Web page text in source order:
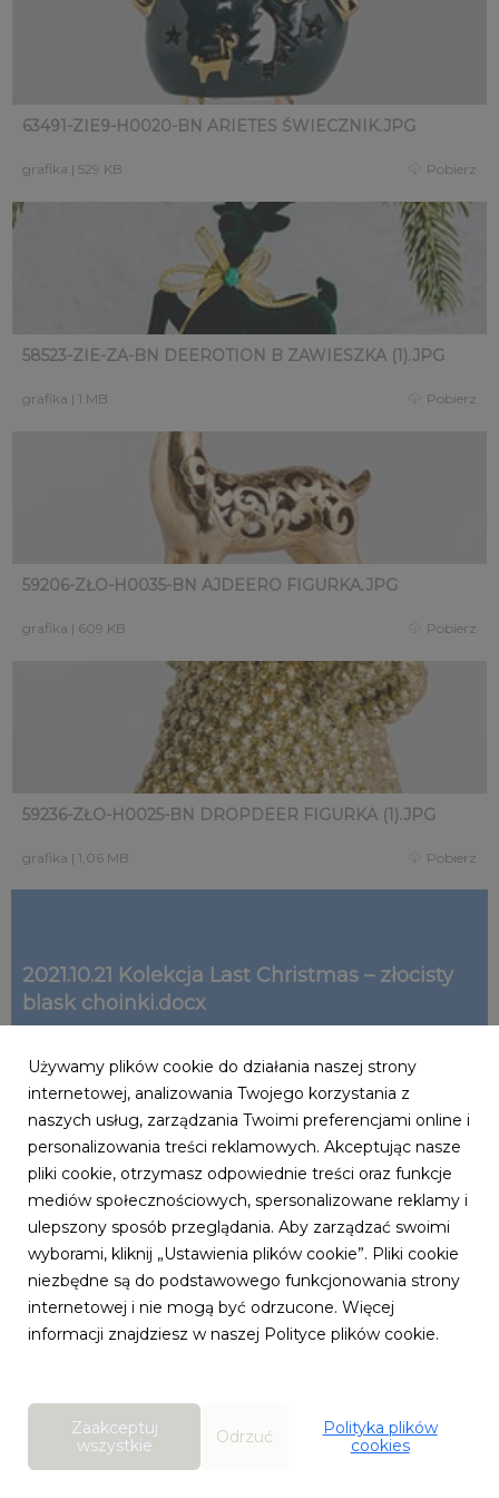
63491-ZIE9-H0020-BN ARIETES ŚWIECZNIK.JPG
grafika | 529 KB Pobierz
58523-ZIE-ZA-BN DEEROTION B ZAWIESZKA (1).JPG
grafika | 1 MB Pobierz
59206-ZŁO-H0035-BN AJDEERO FIGURKA.JPG
grafika | 609 KB Pobierz
59236-ZŁO-H0025-BN DROPDEER FIGURKA (1).JPG
grafika | 1,06 MB Pobierz
2021.10.21 Kolekcja Last Christmas – złocisty
blask choinki.docx
docx|47 KB
Powiązane artykuły
Używamy plików cookie do działania naszej strony
internetowej, analizowania Twojego korzystania z
naszych usług, zarządzania Twoimi preferencjami online i
personalizowania treści reklamowych. Akceptując nasze
pliki cookie, otrzymasz odpowiednie treści oraz funkcje
mediów społecznościowych, spersonalizowane reklamy i
ulepszony sposób przeglądania. Aby zarządzać swoimi
wyborami, kliknij „Ustawienia plików cookie”. Pliki cookie
niezbędne są do podstawowego funkcjonowania strony
internetowej i nie mogą być odrzucone. Więcej
informacji znajdziesz w naszej Polityce plików cookie.
Zaakceptuj
wszystkie
Odrzuć
Polityka plików
cookies